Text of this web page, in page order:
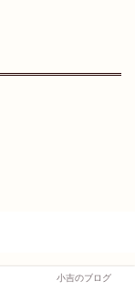
小吉のブログ